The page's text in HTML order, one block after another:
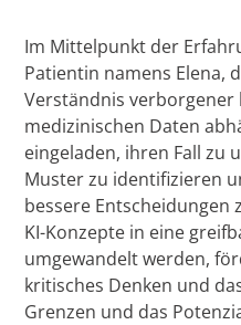
Im Mittelpunkt der
Patientin namens Elena,
Verständnis verborgener
medizinischen Daten
eingeladen, ihren Fall zu
Muster zu identifizieren
bessere
KI-Konzepte in eine
umgewandelt werden,
kritisches Denken und
Grenzen und das